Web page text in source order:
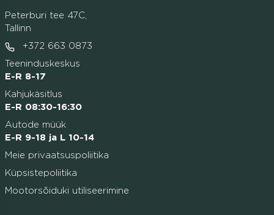
Peterburi tee 47C,
Tallinn
+372 663 0873
Teeninduskeskus
E-R 8-17
Kahjukäsitlus
E-R 08:30-16:30
Autode müük
E-R 9-18 ja L 10-14
Meie privaatsuspoliitika
Küpsistepoliitika
Mootorsõiduki utiliseerimine